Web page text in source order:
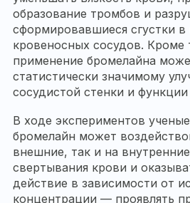
образование тромбов и
сформировавшиеся сгустки в
кровеносных сосудов. Кроме
применение бромелайна
статистически значимому
сосудистой стенки и
В ходе экспериментов
бромелайн может
внешние, так и на
свертывания крови и
действие в зависимости от
концентрации — проявлять